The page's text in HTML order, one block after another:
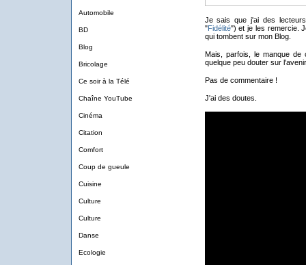
Automobile
BD
Blog
Bricolage
Ce soir à la Télé
Chaîne YouTube
Cinéma
Citation
Comfort
Coup de gueule
Cuisine
Culture
Culture
Danse
Ecologie
Je sais que j'ai des
"Fidélité") et je les remercie.
qui tombent sur mon Blog.
Mais, parfois, le manque de
quelque peu douter sur
Pas de commentaire !
J'ai des doutes.